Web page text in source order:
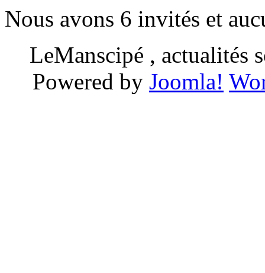
Nous avons 6 invités et
LeManscipé , actualités
Powered by Joomla!